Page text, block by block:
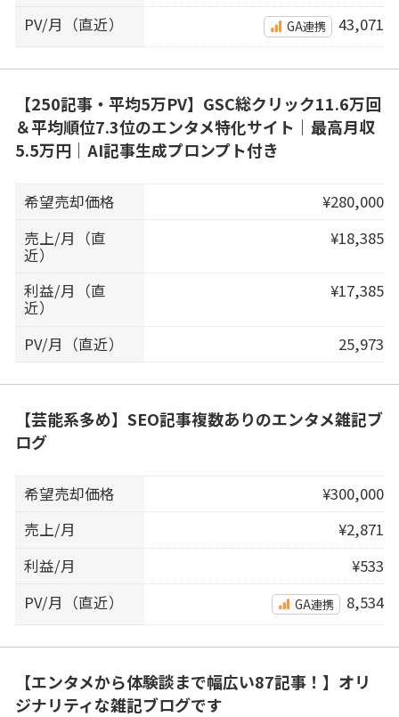
PV/月（直近） GA連携 43,071
【250記事・平均5万PV】GSC総クリック11.6万回
＆平均順位7.3位のエンタメ特化サイト｜最高月収
5.5万円｜AI記事生成プロンプト付き
希望売却価格
¥280,000
売上/月（直
近）
¥18,385
利益/月（直
近）
¥17,385
PV/月（直近） 25,973
【芸能系多め】SEO記事複数ありのエンタメ雑記ブ
ログ
希望売却価格
¥300,000
売上/月
¥2,871
利益/月
¥533
PV/月（直近）
GA連携 8,534
【エンタメから体験談まで幅広い87記事！】オリ
ジナリティな雑記ブログです